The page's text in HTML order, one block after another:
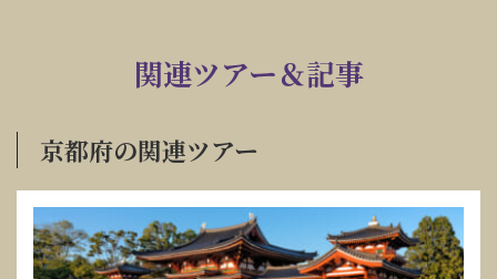
関連ツアー＆記事
京都府の関連ツアー